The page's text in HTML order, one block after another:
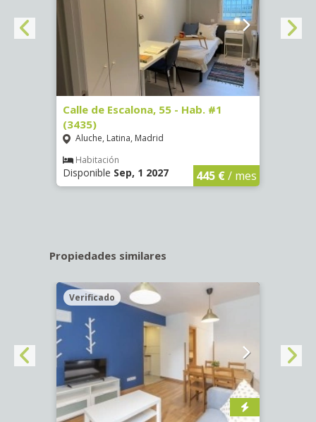
Calle de Escalona, 55 - Hab. #1
(3435)
Aluche, Latina, Madrid
Habitación
Disponible Sep, 1 2027 445 €/ mes
Propiedades similares
Verificado